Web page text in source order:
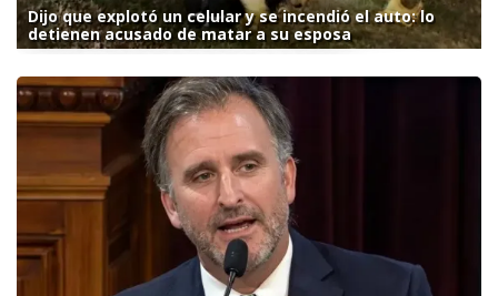
Dijo que explotó un celular y se incendió el auto: lo
detienen acusado de matar a su esposa